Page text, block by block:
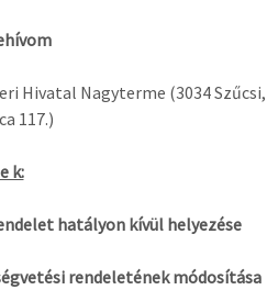
Hivatal Nagyterme (3034 Szűcsi,
117.)
k:
hatályon kívül helyezése
rendeletének módosítása